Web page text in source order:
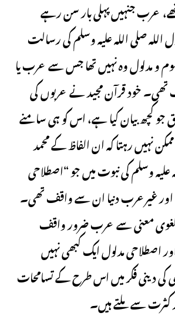
عرب جنہیں پہلی بار سن رہے
اللہ صلی اللہ علیہ وسلم کی رسالت
و مدلول وہ نہیں تھا جس سے عرب یا
خود قرآن مجید نے عربوں کی
جو کچھ بیان کیا ہے، اس کو ہی سامنے
ممکن نہیں رہتا کہ ان الفاظ کے محمد
وسلم کی نبوت میں جو “اصطلاحی
غیرعرب دنیا ان سے واقف تھی۔
معنی سے عرب ضرور واقف
اصطلاحی مدلول ایک کبھی نہیں
دینی فکر میں اس طرح کے تسامحات
کثرت سے ملتے ہیں۔